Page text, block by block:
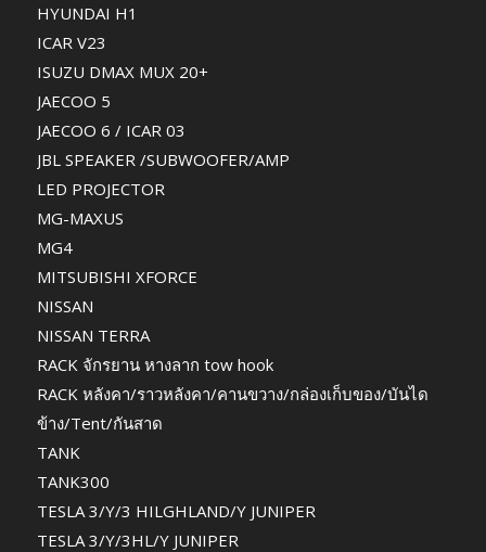
HYUNDAI H1
ICAR V23
ISUZU DMAX MUX 20+
JAECOO 5
JAECOO 6 / ICAR 03
JBL SPEAKER /SUBWOOFER/AMP
LED PROJECTOR
MG-MAXUS
MG4
MITSUBISHI XFORCE
NISSAN
NISSAN TERRA
RACK จักรยาน หางลาก tow hook
RACK หลังคา/ราวหลังคา/คานขวาง/กล่องเก็บของ/บันได
ข้าง/Tent/กันสาด
TANK
TANK300
TESLA 3/Y/3 HILGHLAND/Y JUNIPER
TESLA 3/Y/3HL/Y JUNIPER